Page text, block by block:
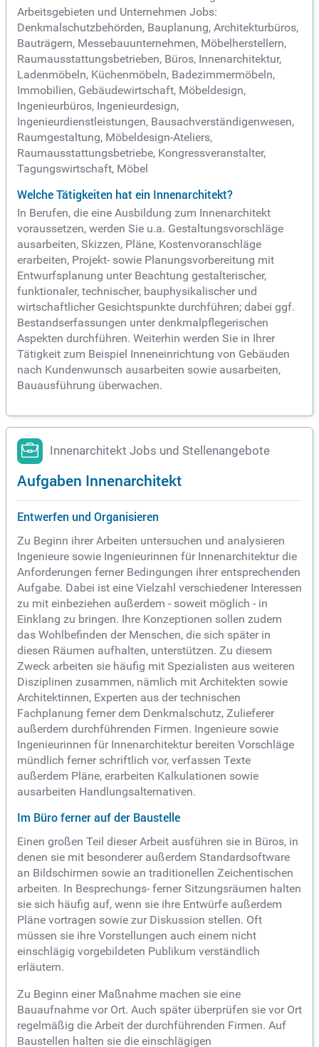
Arbeitsgebieten und Unternehmen Jobs:
Denkmalschutzbehörden, Bauplanung, Architekturbüros,
Bauträgern, Messebauunternehmen, Möbelherstellern,
Raumausstattungsbetrieben, Büros, Innenarchitektur,
Ladenmöbeln, Küchenmöbeln, Badezimmermöbeln,
Immobilien, Gebäudewirtschaft, Möbeldesign,
Ingenieurbüros, Ingenieurdesign,
Ingenieurdienstleistungen, Bausachverständigenwesen,
Raumgestaltung, Möbeldesign-Ateliers,
Raumausstattungsbetriebe, Kongressveranstalter,
Tagungswirtschaft, Möbel
Welche Tätigkeiten hat ein Innenarchitekt?
In Berufen, die eine Ausbildung zum Innenarchitekt
voraussetzen, werden Sie u.a. Gestaltungsvorschläge
ausarbeiten, Skizzen, Pläne, Kostenvoranschläge
erarbeiten, Projekt- sowie Planungsvorbereitung mit
Entwurfsplanung unter Beachtung gestalterischer,
funktionaler, technischer, bauphysikalischer und
wirtschaftlicher Gesichtspunkte durchführen; dabei ggf.
Bestandserfassungen unter denkmalpflegerischen
Aspekten durchführen. Weiterhin werden Sie in Ihrer
Tätigkeit zum Beispiel Inneneinrichtung von Gebäuden
nach Kundenwunsch ausarbeiten sowie ausarbeiten,
Bauausführung überwachen.
Innenarchitekt Jobs und Stellenangebote
Aufgaben Innenarchitekt
Entwerfen und Organisieren
Zu Beginn ihrer Arbeiten untersuchen und analysieren
Ingenieure sowie Ingenieurinnen für Innenarchitektur die
Anforderungen ferner Bedingungen ihrer entsprechenden
Aufgabe. Dabei ist eine Vielzahl verschiedener Interessen
zu mit einbeziehen außerdem - soweit möglich - in
Einklang zu bringen. Ihre Konzeptionen sollen zudem
das Wohlbefinden der Menschen, die sich später in
diesen Räumen aufhalten, unterstützen. Zu diesem
Zweck arbeiten sie häufig mit Spezialisten aus weiteren
Disziplinen zusammen, nämlich mit Architekten sowie
Architektinnen, Experten aus der technischen
Fachplanung ferner dem Denkmalschutz, Zulieferer
außerdem durchführenden Firmen. Ingenieure sowie
Ingenieurinnen für Innenarchitektur bereiten Vorschläge
mündlich ferner schriftlich vor, verfassen Texte
außerdem Pläne, erarbeiten Kalkulationen sowie
ausarbeiten Handlungsalternativen.
Im Büro ferner auf der Baustelle
Einen großen Teil dieser Arbeit ausführen sie in Büros, in
denen sie mit besonderer außerdem Standardsoftware
an Bildschirmen sowie an traditionellen Zeichentischen
arbeiten. In Besprechungs- ferner Sitzungsräumen halten
sie sich häufig auf, wenn sie ihre Entwürfe außerdem
Pläne vortragen sowie zur Diskussion stellen. Oft
müssen sie ihre Vorstellungen auch einem nicht
einschlägig vorgebildeten Publikum verständlich
erläutern.
Zu Beginn einer Maßnahme machen sie eine
Bauaufnahme vor Ort. Auch später überprüfen sie vor Ort
regelmäßig die Arbeit der durchführenden Firmen. Auf
Baustellen halten sie die einschlägigen